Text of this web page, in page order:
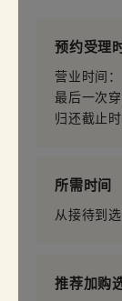
预约受理
营业时间
最后一次
归还截止
所需时间
从接待到
推荐加购